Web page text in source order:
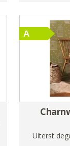
Uiterst